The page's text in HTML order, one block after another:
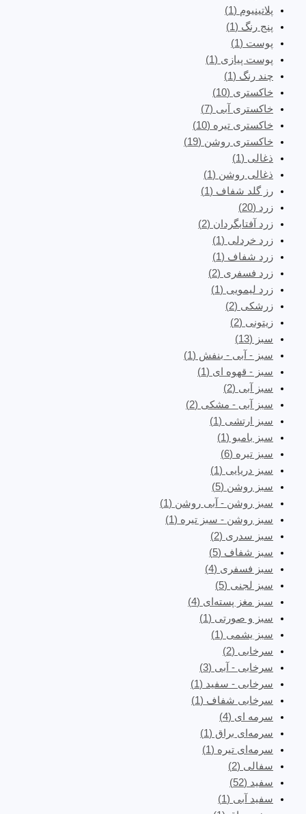
پلاتینیوم (1)
پنج رنگ (1)
پوست (1)
پوست پیازی (1)
چند رنگ (1)
خاکستری (10)
خاکستری آبی (7)
خاکستری تیره (10)
خاکستری روشن (19)
ذغالی (1)
ذغالی روشن (1)
رز گلد شفاف (1)
زرد (20)
زرد آفتابگردان (2)
زرد خردلی (1)
زرد شفاف (1)
زرد فسفری (2)
زرد لیمویی (1)
زرشکی (2)
زیتونی (2)
سبز (13)
سبز - آبی - بنفش (1)
سبز - قهوه ای (1)
سبز آبی (2)
سبز آبی - مشکی (2)
سبز ارتشی (1)
سبز بامبو (1)
سبز تیره (6)
سبز دریایی (1)
سبز روشن (5)
سبز روشن - آبی روشن (1)
سبز روشن - سبز تیره (1)
سبز سدری (2)
سبز شفاف (5)
سبز فسفری (4)
سبز لجنی (5)
سبز مغز پسته‌ای (4)
سبز و صورتی (1)
سبز یشمی (1)
سرخابی (2)
سرخابی - آبی (3)
سرخابی - سفید (1)
سرخابی شفاف (1)
سرمه ای (4)
سرمه‌ای براق (1)
سرمه‌ای تیره (1)
سفالی (2)
سفید (52)
سفید آبی (1)